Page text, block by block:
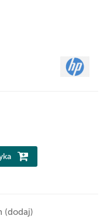
(dodaj)